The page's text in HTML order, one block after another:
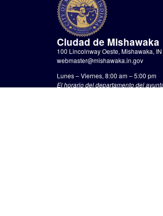
Ciudad de Mishawaka
100 Lincolnway Oeste, Mishawaka, IN
webmaster@mishawaka.in.gov
Lunes – Viernes, 8:00 am – 5:00 pm
El horario del departamento del